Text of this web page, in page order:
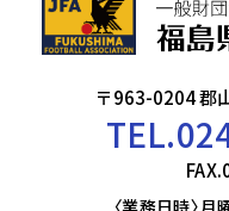
〒963-0204 郡
TEL.
〈業務日時〉月